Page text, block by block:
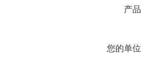
产
您的单